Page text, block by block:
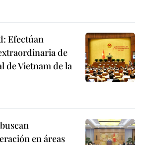
Efectúan
de
de Vietnam de la
en áreas